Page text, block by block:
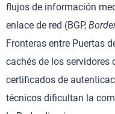
flujos de información
enlace de red (BGP,
Fronteras entre Puertas
cachés de los servidores
certificados de
técnicos dificultan la